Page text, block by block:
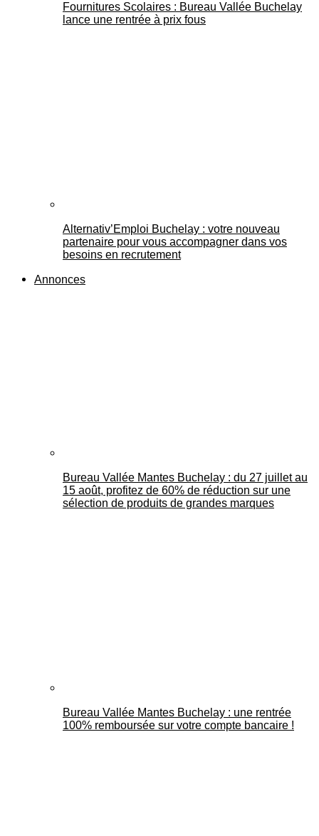
Fournitures Scolaires : Bureau Vallée Buchelay
lance une rentrée à prix fous
Alternativ’Emploi Buchelay : votre nouveau
partenaire pour vous accompagner dans vos
besoins en recrutement
Annonces
Bureau Vallée Mantes Buchelay : du 27 juillet au
15 août, profitez de 60% de réduction sur une
sélection de produits de grandes marques
Bureau Vallée Mantes Buchelay : une rentrée
100% remboursée sur votre compte bancaire !